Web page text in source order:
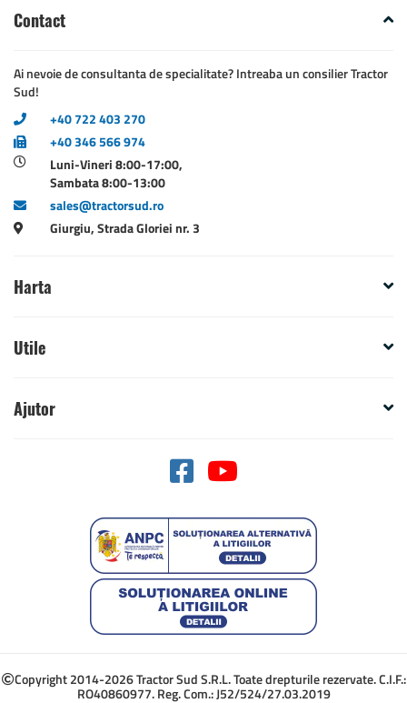
Contact
Ai nevoie de consultanta de specialitate? Intreaba un consilier Tractor
Sud!
+40 722 403 270
+40 346 566 974
Luni-Vineri 8:00-17:00,
Sambata 8:00-13:00
sales@tractorsud.ro
Giurgiu, Strada Gloriei nr. 3
Harta
Utile
Ajutor
Copyright 2014-2026 Tractor Sud S.R.L. Toate drepturile rezervate. C.I.F.:
RO40860977. Reg. Com.: J52/524/27.03.2019